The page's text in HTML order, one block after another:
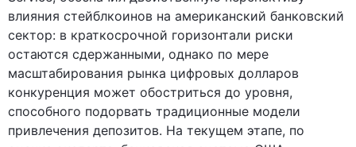
влияния стейблкоинов на американский банковский
сектор: в краткосрочной горизонтали риски
остаются сдержанными, однако по мере
масштабирования рынка цифровых долларов
конкуренция может обостриться до уровня,
способного подорвать традиционные модели
привлечения депозитов. На текущем этапе, по